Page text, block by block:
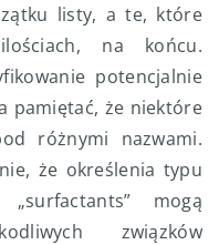
listy, a te, które
na końcu.
potencjalnie
pamiętać, że niektóre
różnymi nazwami.
że określenia typu
mogą
związków